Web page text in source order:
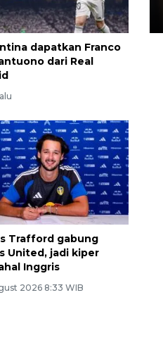
dapatkan Franco
dari Real
Trafford gabung
United, jadi kiper
Inggris
2026 8:33 WIB
WIB